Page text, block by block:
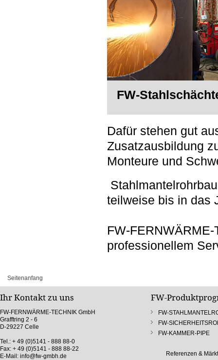
FW-
Dafür stehen gut
Zusatzausbildung
Monteure und
teilweise bis in das
FW-
professionellem
Seitenanfang
Ihr Kontakt zu uns
FW-FERNWÄRME-TECHNIK GmbH
Grafftring 2 - 6
D-29227 Celle
Tel.: + 49 (0)5141 - 888 88-0
Fax: + 49 (0)5141 - 888 88-22
E-Mail: info@fw-gmbh.de
FW-
FW-
FW-
FW-KAMMER-PIPE
Referenzen &